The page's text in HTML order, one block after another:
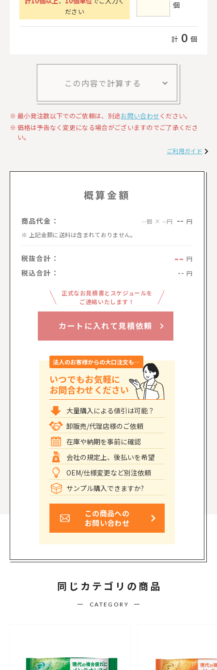
ださい
個
計 0 個
この内容で計算する
最小発注数以下でのご依頼は、別途お問い合わせください。
価格は予告なく変更になる場合がございますのでご了承くださ
い。
ご利用ガイド
概算金額
商品代金： --個 × --円 -- 円
上記金額に送料は含まれておりません。
税抜合計： -- 円
税込合計： -- 円
正式なお見積書とスケジュールを
ご連絡いたします！
カートに入れて見積依頼
法人のお客様からの大口注文も…
いつでもお気軽に
お問合わせください
大量購入による値引は可能？
卸販売/代理店様のご依頼
在庫や納期を事前に確認
会社の規定上、後払いを希望
OEM/仕様変更など別注依頼
サンプル購入できますか?
この商品への
お問い合わせ
同じカテゴリの商品
CATEGORY